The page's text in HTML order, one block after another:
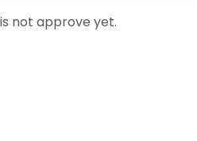
not approve yet.